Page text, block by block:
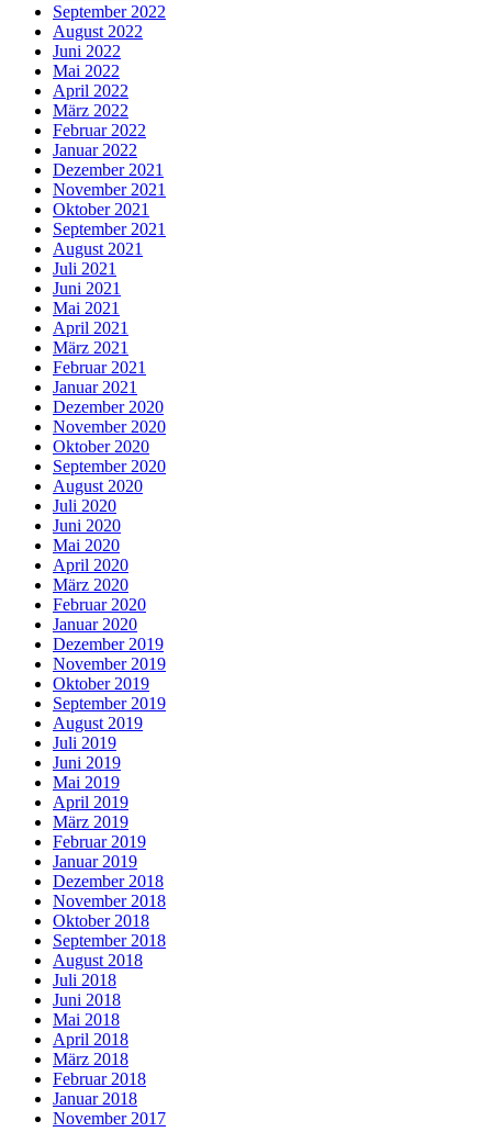
September 2022
August 2022
Juni 2022
Mai 2022
April 2022
März 2022
Februar 2022
Januar 2022
Dezember 2021
November 2021
Oktober 2021
September 2021
August 2021
Juli 2021
Juni 2021
Mai 2021
April 2021
März 2021
Februar 2021
Januar 2021
Dezember 2020
November 2020
Oktober 2020
September 2020
August 2020
Juli 2020
Juni 2020
Mai 2020
April 2020
März 2020
Februar 2020
Januar 2020
Dezember 2019
November 2019
Oktober 2019
September 2019
August 2019
Juli 2019
Juni 2019
Mai 2019
April 2019
März 2019
Februar 2019
Januar 2019
Dezember 2018
November 2018
Oktober 2018
September 2018
August 2018
Juli 2018
Juni 2018
Mai 2018
April 2018
März 2018
Februar 2018
Januar 2018
November 2017